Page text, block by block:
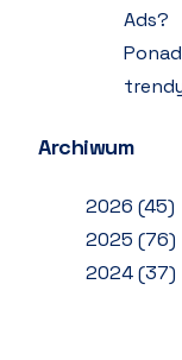
Ads?
Archiwum
2026 (45)
2025 (76)
2024(37)